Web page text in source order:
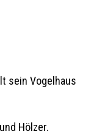
sein Vogelhaus
Hölzer.